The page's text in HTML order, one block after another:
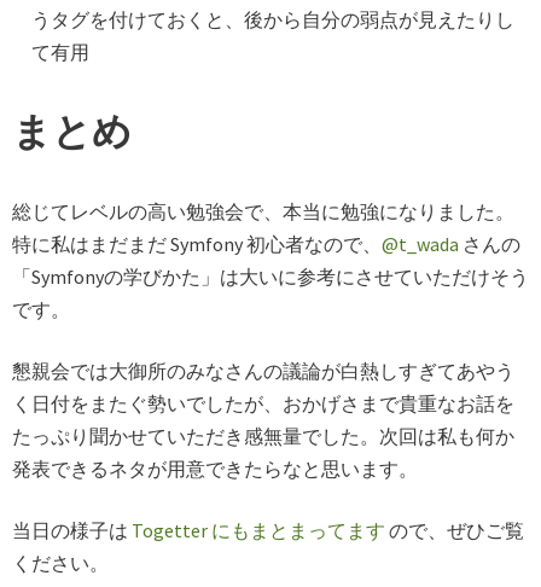
うタグを付けておくと、後から自分の弱点が見えたりし
て有用
まとめ
総じてレベルの高い勉強会で、本当に勉強になりました。
特に私はまだまだ Symfony 初心者なので、 @t_wada さんの
「Symfonyの学びかた」は大いに参考にさせていただけそう
です。
懇親会では大御所のみなさんの議論が白熱しすぎてあやう
く日付をまたぐ勢いでしたが、おかげさまで貴重なお話を
たっぷり聞かせていただき感無量でした。次回は私も何か
発表できるネタが用意できたらなと思います。
当日の様子は Togetter にもまとまってます ので、ぜひご覧
ください。